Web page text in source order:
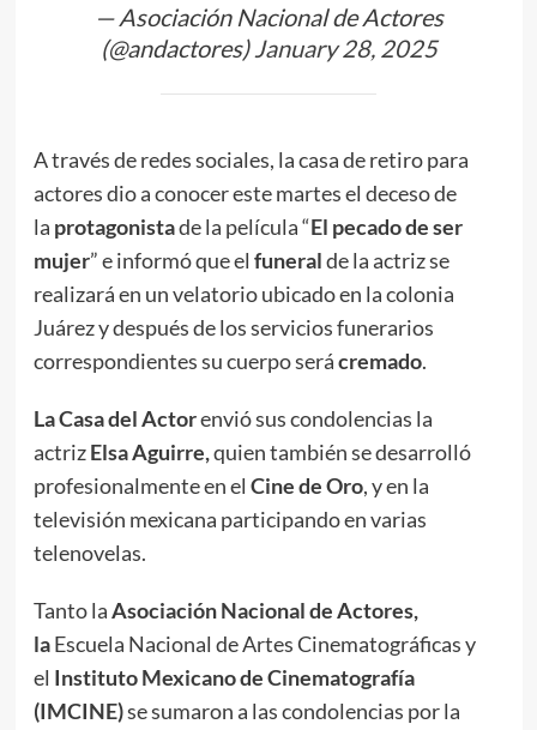
— Asociación Nacional de Actores
(@andactores) January 28, 2025
A través de redes sociales, la casa de retiro para
actores dio a conocer este martes el deceso de
la protagonistade la película “El pecado de ser
mujer” e informó que el funeralde la actriz se
realizará en un velatorio ubicado en la colonia
Juárez y después de los servicios funerarios
correspondientes su cuerpo serácremado.
La Casa del Actorenvió sus condolencias la
actrizElsa Aguirre,quien también se desarrolló
profesionalmente en el Cine de Oro, y en la
televisión mexicana participando en varias
telenovelas.
Tanto laAsociación Nacional de Actores,
laEscuela Nacional de Artes Cinematográficas y
el Instituto Mexicano de Cinematografía
(IMCINE)se sumaron a las condolencias por la